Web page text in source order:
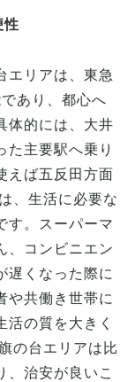
性
エリアは、東急
あり、都心へ
体的には、大井
た主要駅へ乗り
えば五反田方面
、生活に必要な
す。スーパーマ
、コンビニエン
遅くなった際に
や共働き世帯に
活の質を大きく
の台エリアは比
、治安が良いこ